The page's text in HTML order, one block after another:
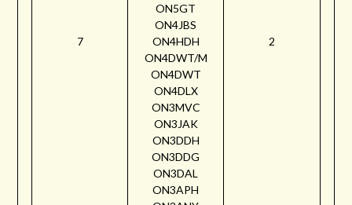
7
ON5GT
ON4JBS
ON4HDH
ON4DWT/M
ON4DWT
ON4DLX
ON3MVC
ON3JAK
ON3DDH
ON3DDG
ON3DAL
ON3APH
2